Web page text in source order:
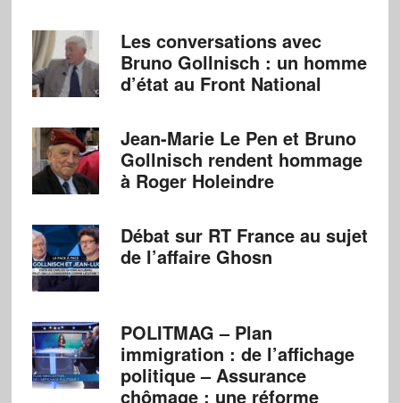
Les conversations avec
Bruno Gollnisch : un homme
d’état au Front National
Jean-Marie Le Pen et Bruno
Gollnisch rendent hommage
à Roger Holeindre
Débat sur RT France au sujet
de l’affaire Ghosn
POLITMAG – Plan
immigration : de l’affichage
politique – Assurance
chômage : une réforme